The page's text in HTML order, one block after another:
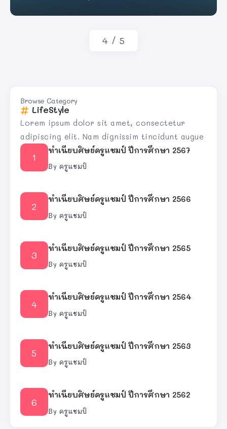
By ครูแชมป์
4 / 5
LifeStyle
Browse Category
Lorem ipsum dolor sit amet, consectetur
adipiscing elit. Nam dignissim tincidunt augue
ทำเนียบศิษย์ครูแชมป์ ปีการศึกษา 2567
By ครูแชมป์
ทำเนียบศิษย์ครูแชมป์ ปีการศึกษา 2566
By ครูแชมป์
ทำเนียบศิษย์ครูแชมป์ ปีการศึกษา 2565
By ครูแชมป์
ทำเนียบศิษย์ครูแชมป์ ปีการศึกษา 2564
By ครูแชมป์
ทำเนียบศิษย์ครูแชมป์ ปีการศึกษา 2563
By ครูแชมป์
ทำเนียบศิษย์ครูแชมป์ ปีการศึกษา 2562
By ครูแชมป์